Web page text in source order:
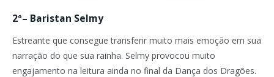
2º– Baristan Selmy
Estreante que consegue transferir muito mais emoção em sua
narração do que sua rainha. Selmy provocou muito
engajamento na leitura ainda no final da Dança dos Dragões.